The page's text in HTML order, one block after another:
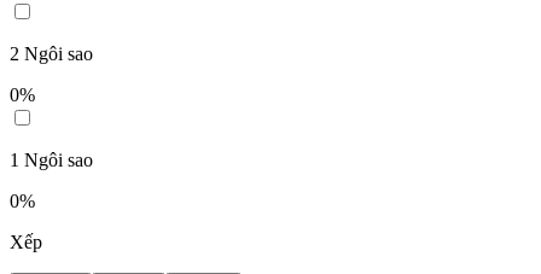
2 Ngôi sao
0%
1 Ngôi sao
0%
Xếp